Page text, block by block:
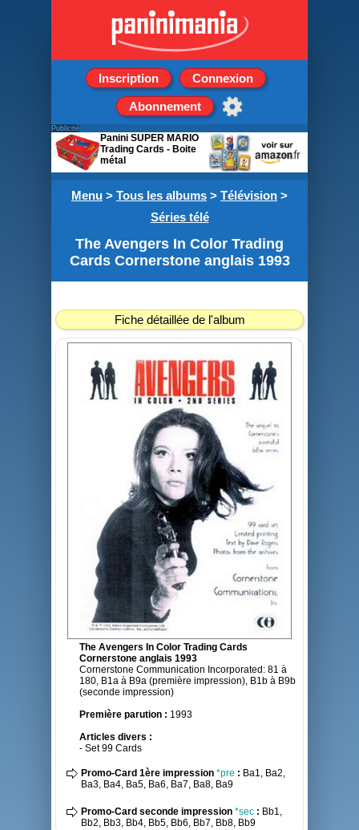
Inscription Connexion
Abonnement
Menu > Tous les albums > Télévision >
Séries télé
The Avengers In Color Trading
Cards Cornerstone anglais 1993
Fiche détaillée de l'album
The Avengers In Color Trading Cards
Cornerstone anglais 1993
Cornerstone Communication Incorporated: 81 à
180, B1a à B9a (première impression), B1b à B9b
(seconde impression)
Première parution : 1993
Articles divers :
- Set 99 Cards
Promo-Card 1ère impression *pre : Ba1, Ba2,
Ba3, Ba4, Ba5, Ba6, Ba7, Ba8, Ba9
Promo-Card seconde impression *sec : Bb1,
Bb2, Bb3, Bb4, Bb5, Bb6, Bb7, Bb8, Bb9
Publicité
Panini SUPER MARIO
Trading Cards - Boite
métal
8 pochettes + 3 cartes
édition limitée